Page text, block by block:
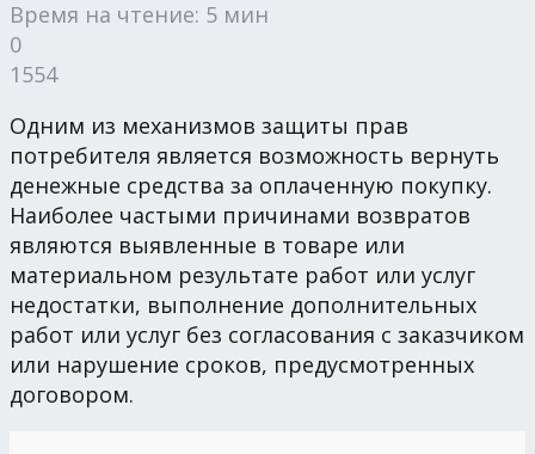
Время на чтение: 5 мин
0
1554
Одним из механизмов защиты прав
потребителя является возможность вернуть
денежные средства за оплаченную покупку.
Наиболее частыми причинами возвратов
являются выявленные в товаре или
материальном результате работ или услуг
недостатки, выполнение дополнительных
работ или услуг без согласования с заказчиком
или нарушение сроков, предусмотренных
договором.